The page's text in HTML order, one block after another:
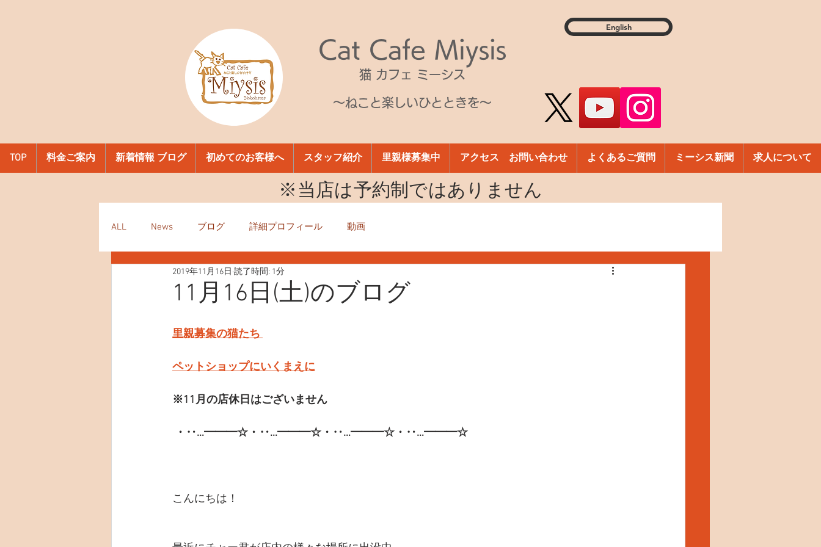
Cat Cafe Miysis
猫 カフェ ミーシス
～ねこと楽しいひとときを～
English
TOP 料金ご案内 新着情報 ブログ 初めてのお客様へ スタッフ紹介 里親様募集中 アクセス お問い合わせ よくあるご質問 ミーシス新聞 求人について
​※当店は予約制ではありません
ALL News ブログ 詳細プロフィール 動画
11月16日(土)のブログ
2019年11月16日 読了時間: 1分
里親募集の猫たち
ペットショップにいくまえに
※11月の店休日はございません
・‥…━━━☆・‥…━━━☆・‥…━━━☆・‥…━━━☆
こんにちは！